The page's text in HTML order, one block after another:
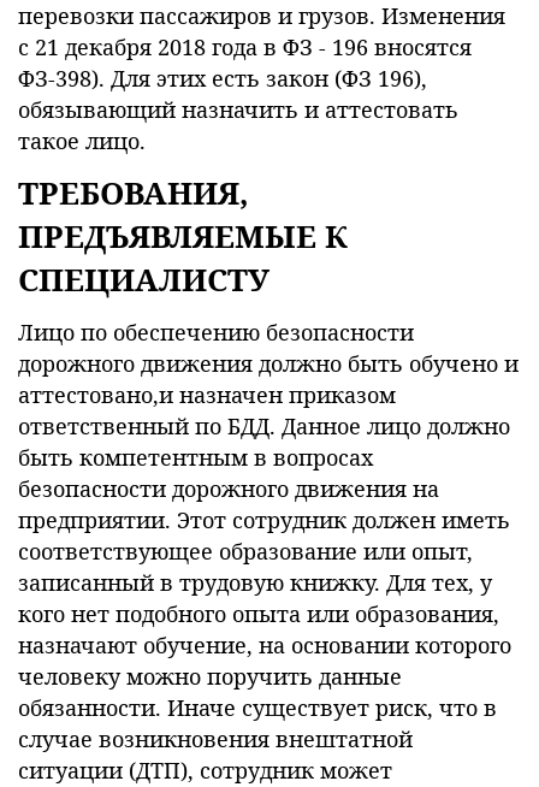
перевозки пассажиров и грузов. Изменения
с 21 декабря 2018 года в ФЗ - 196 вносятся
ФЗ-398). Для этих есть закон (ФЗ 196),
обязывающий назначить и аттестовать
такое лицо.
ТРЕБОВАНИЯ,
ПРЕДЪЯВЛЯЕМЫЕ К
СПЕЦИАЛИСТУ
Лицо по обеспечению безопасности
дорожного движения должно быть обучено и
аттестовано,и назначен приказом
ответственный по БДД. Данное лицо должно
быть компетентным в вопросах
безопасности дорожного движения на
предприятии. Этот сотрудник должен иметь
соответствующее образование или опыт,
записанный в трудовую книжку. Для тех, у
кого нет подобного опыта или образования,
назначают обучение, на основании которого
человеку можно поручить данные
обязанности. Иначе существует риск, что в
случае возникновения внештатной
ситуации (ДТП), сотрудник может